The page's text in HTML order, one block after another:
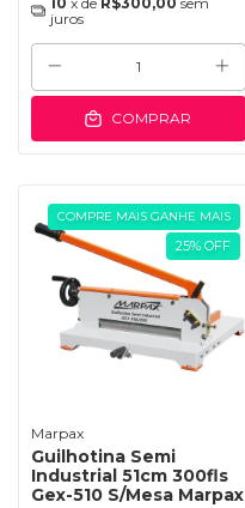
juros
COMPRAR
COMPRE MAIS GANHE MAIS
25% OFF
Marpax
Guilhotina Semi
Industrial 51cm 300fls
Gex-510 S/Mesa Marpax